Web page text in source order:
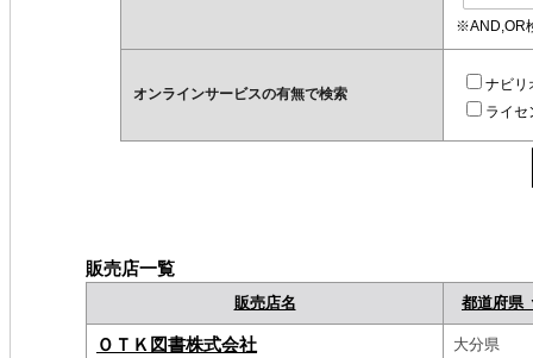
※AND,OR
オンラインサービスの有無で検索
ナビリ
ライセ
販売店一覧
販売店名 都道府県
ＯＴＫ図書株式会社 大分県